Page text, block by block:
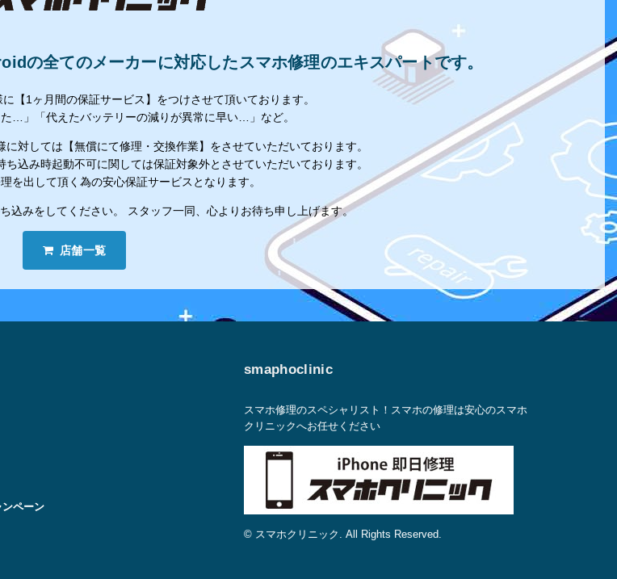
の全てのメーカーに対応したスマホ修理のエキスパートです。
【1ヶ月間の保証サービス】をつけさせて頂いております。
た…」「代えたバッテリーの減りが異常に早い…」など。
対しては【無償にて修理・交換作業】をさせていただいております。
込み時起動不可に関しては保証対象外とさせていただいております。
を出して頂く為の安心保証サービスとなります。
込みをしてください。 スタッフ一同、心よりお待ち申し上げます。
店舗一覧
ペーン
smaphoclinic
スマホ修理のスペシャリスト！スマホの修理は安心のスマホ
クリニックへお任せください
© スマホクリニック. All Rights Reserved.